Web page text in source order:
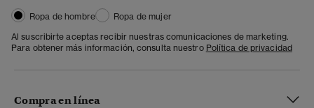
Ropa de hombre
Ropa de mujer
Al suscribirte aceptas recibir nuestras comunicaciones de marketing.
Para obtener más información, consulta nuestro Política de privacidad
Compra en línea